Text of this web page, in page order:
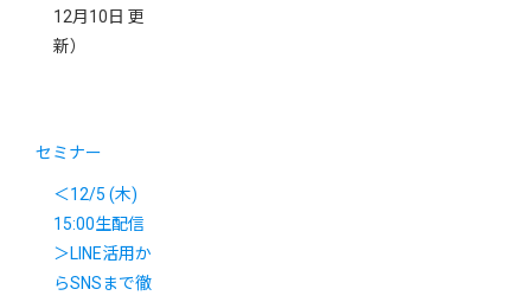
12月10日 更
新）
セミナー
＜12/5 (木)
15:00生配信
＞LINE活用か
らSNSまで徹